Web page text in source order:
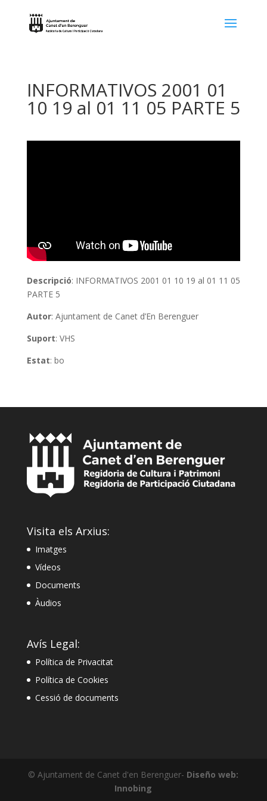
INFORMATIVOS 2001 01
10 19 al 01 11 05 PARTE 5
Descripció: INFORMATIVOS 2001 01 10 19 al 01 11 05
PARTE 5
Autor: Ajuntament de Canet d’En Berenguer
Suport: VHS
Estat: bo
Visita els Arxius:
Imatges
Vídeos
Documents
Àudios
Avís Legal:
Política de Privacitat
Política de Cookies
Cessió de documents
© Ajuntament de Canet d'en Berenguer- Diseño web:
Innobing